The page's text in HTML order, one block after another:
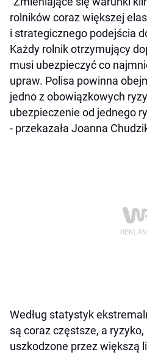
rolników coraz większej
i strategicznego podejścia
Każdy rolnik otrzymujący
musi ubezpieczyć co
upraw. Polisa powinna
jedno z obowiązkowych
ubezpieczenie od jednego
- przekazała Joanna
Według statystyk
są coraz częstsze, a
uszkodzone przez większą